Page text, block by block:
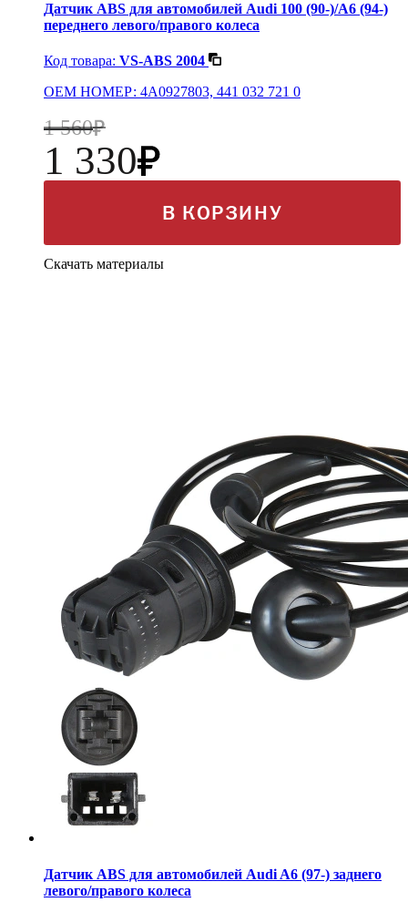
Датчик ABS для автомобилей Audi 100 (90-)/A6 (94-)
переднего левого/правого колеса
Код товара: VS-ABS 2004
OEM НОМЕР: 4A0927803, 441 032 721 0
1 560
1 330
В КОРЗИНУ
Скачать материалы
Датчик ABS для автомобилей Audi A6 (97-) заднего
левого/правого колеса